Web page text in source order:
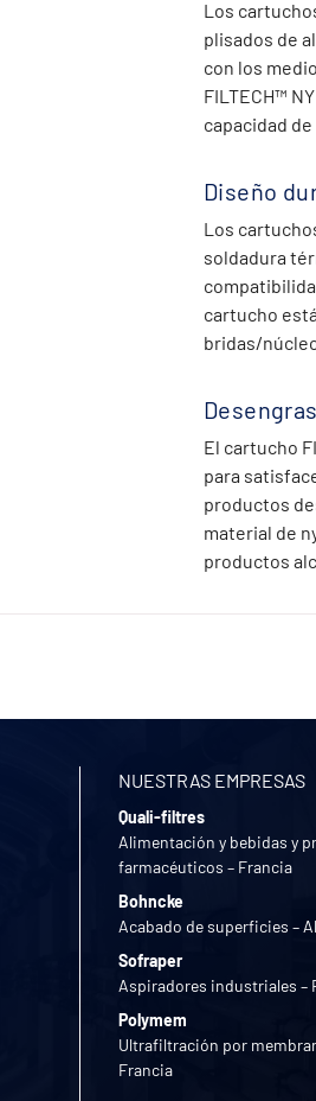
Los
plisados de
con los
FILTECH™
capacidad
Diseño
Los
soldadura
cartucho
bridas/
El cartucho
para
productos
material de
productos
NUESTRAS EMPRESAS
Quali-filtres
Alimentación y bebidas y
farmacéuticos – Francia
Bohncke
Acabado de superficies –
Sofraper
Aspiradores industriales –
Polymem
Ultrafiltración por
Francia